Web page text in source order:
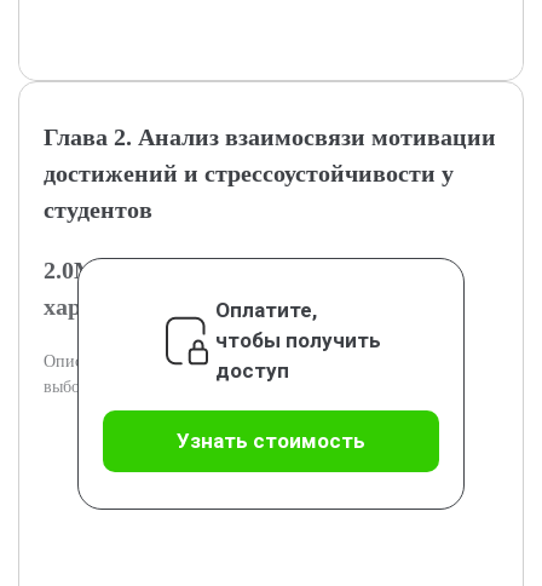
Глава 2. Анализ взаимосвязи мотивации
достижений и стрессоустойчивости у
студентов
2.0Методология исследования и
характеристика выборки
Описываются методы исследования и характеристики
выборки студентов.
Оплатите,
чтобы получить
доступ
Узнать стоимость